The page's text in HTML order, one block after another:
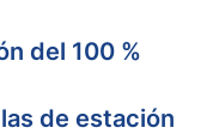
del 100 %
de estación